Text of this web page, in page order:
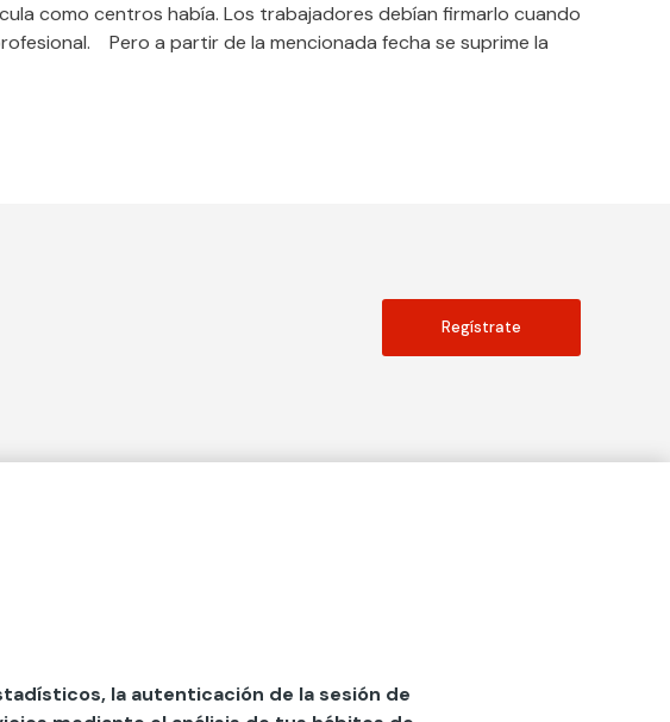
como centros había. Los trabajadores debían firmarlo cuando
Pero a partir de la mencionada fecha se suprime la
Regístrate
la autenticación de la sesión de